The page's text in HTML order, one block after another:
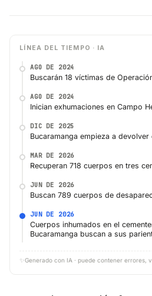
LÍNEA DEL TIEMPO · IA
AGO DE 2024
Buscarán 18 víctimas de
AGO DE 2024
Inician exhumaciones en Campo
DIC DE 2025
Bucaramanga empieza a
MAR DE 2026
Recuperan 718 cuerpos en tres
JUN DE 2026
Buscan 789 cuerpos de
JUN DE 2026
Cuerpos inhumados en el
Bucaramanga buscan a sus
✨ Generado con IA · puede contener errores,